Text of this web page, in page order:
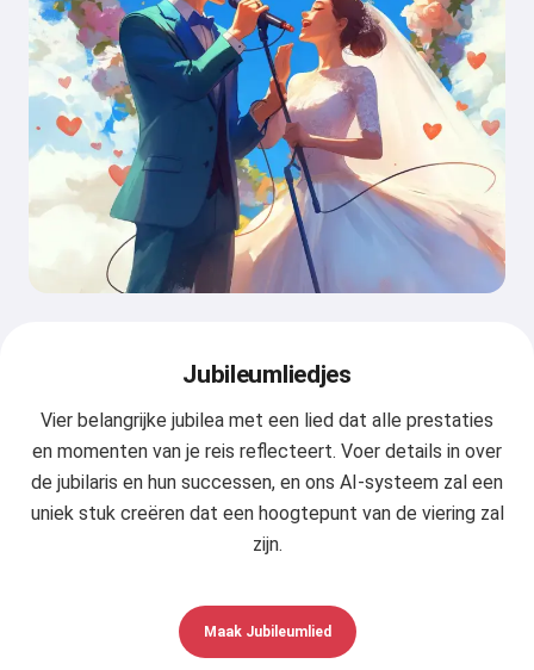
Jubileumliedjes
Vier belangrijke jubilea met een lied dat alle prestaties
en momenten van je reis reflecteert. Voer details in over
de jubilaris en hun successen, en ons AI-systeem zal een
uniek stuk creëren dat een hoogtepunt van de viering zal
zijn.
Maak Jubileumlied